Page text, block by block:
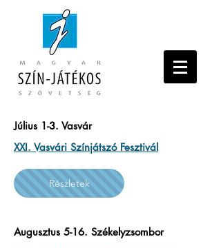
Július 1-3. Vasvár
XXI. Vasvári Színjátszó Fesztivál
Részletek
Augusztus 5-16. Székelyzsombor